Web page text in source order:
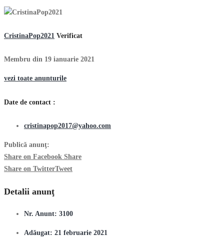
CristinaPop2021 Verificat
Membru din 19 ianuarie 2021
vezi toate anunturile
Date de contact :
cristinapop2017@yahoo.com
Publică anunţ:
Share on Facebook Share
Share on TwitterTweet
Detalii anunţ
Nr. Anunt: 3100
Adăugat: 21 februarie 2021